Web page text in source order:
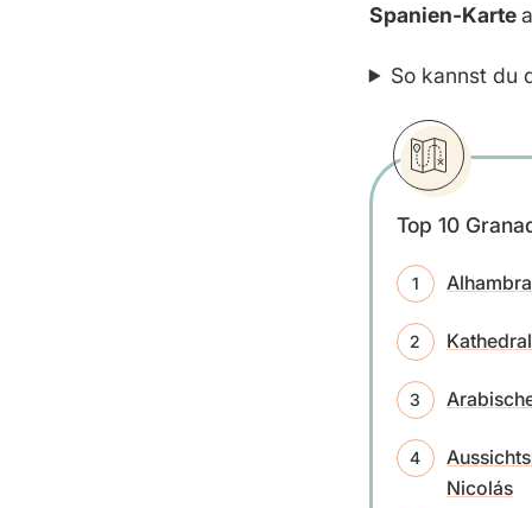
Spanien-Karte
So kannst du
Top 10
Nicolás